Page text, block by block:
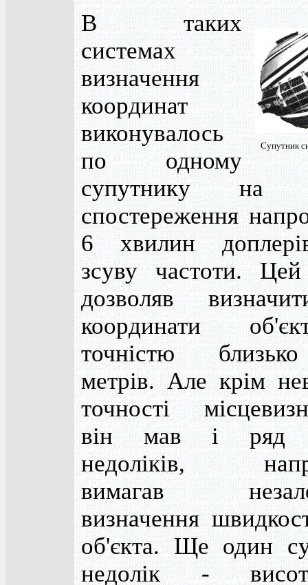
Супутник
В таких
системах
визначення
координат
виконувалось
по одному
супутнику на
спостереження
6 хвилин
зсуву частоти.
дозволяв
координати
точністю
метрів. Але крім
точності
він мав і ряд
недоліків,
вимагав
визначення
об'єкта. Ще один
недолік -